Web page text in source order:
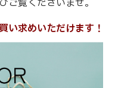
い求めいただけます！